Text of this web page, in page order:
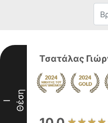
I Θέση
Τσατάλας